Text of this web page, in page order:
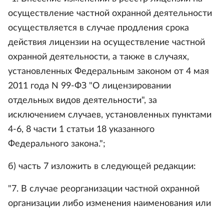
осуществление частной охранной деятельности
осуществляется в случае продления срока
действия лицензии на осуществление частной
охранной деятельности, а также в случаях,
установленных Федеральным законом от 4 мая
2011 года N 99-ФЗ "О лицензировании
отдельных видов деятельности", за
исключением случаев, установленных пунктами
4-6, 8 части 1 статьи 18 указанного
Федерального закона.";
б) часть 7 изложить в следующей редакции:
"7. В случае реорганизации частной охранной
организации либо изменения наименования или